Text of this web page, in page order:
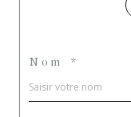
Nom *